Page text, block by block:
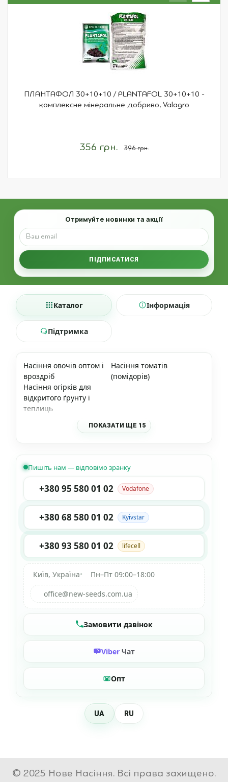
ПЛАНТАФОЛ 30+10+10 / PLANTAFOL 30+10+10 -
комплексне мінеральне добриво, Valagro
356 грн. 396 грн.
Email
Отримуйте новинки та акції
ПІДПИСАТИСЯ
Каталог Інформація
Підтримка
Насіння овочів оптом і
вроздріб
Насіння томатів
(помідорів)
Насіння огірків для
відкритого ґрунту і
теплиць
ПОКАЗАТИ ЩЕ 15
Пишіть нам — відповімо зранку
+380 95 580 01 02 Vodafone
+380 68 580 01 02 Kyivstar
+380 93 580 01 02 lifecell
Київ, Україна•
Пн–Пт 09:00–18:00
office@new-seeds.com.ua
Замовити дзвінок
Viber Чат
Опт
UA RU
© 2025 Нове Насіння. Всі права захищено.